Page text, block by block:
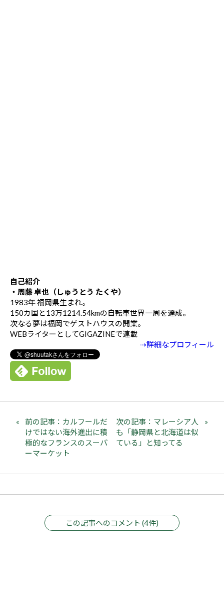
自己紹介
・周藤 卓也（しゅうとう たくや）
1983年 福岡県生まれ。
150カ国と13万1214.54kmの自転車世界一周を達成。
次なる夢は福岡でゲストハウスの開業。
WEBライターとしてGIGAZINEで連載
⇢詳細なプロフィール
前の記事：カルフールだ
けではない海外進出に積
極的なフランスのスーパ
ーマーケット
次の記事：マレーシア人
も「静岡県と北海道は似
ている」と知ってる
この記事へのコメント (4件)